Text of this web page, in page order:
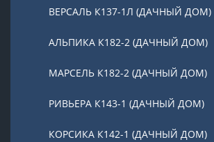
ВЕРСАЛЬ К137-1Л (ДАЧНЫЙ ДОМ)
АЛЬПИКА К182-2 (ДАЧНЫЙ ДОМ)
МАРСЕЛЬ К182-2 (ДАЧНЫЙ ДОМ)
РИВЬЕРА К143-1 (ДАЧНЫЙ ДОМ)
КОРСИКА К142-1 (ДАЧНЫЙ ДОМ)